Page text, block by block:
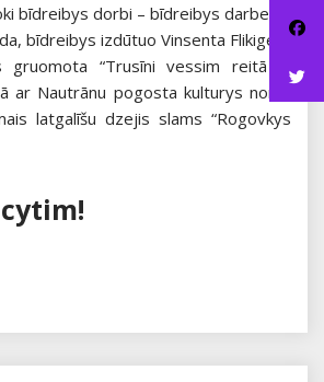
bīdreibys dorbi – bīdreibys darbeiba
bīdreibys izdūtuo Vinsenta Flikigera
gruomota “Trusīni vessim reitā pi
ar Nautrānu pogosta kulturys nomu
latgalīšu dzejis slams “Rogovkys